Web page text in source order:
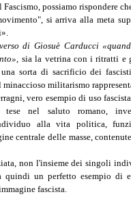
possiamo rispondere
si arriva alla meta
di Giosuè Carducci
sia la vetrina con i ritratti e
una sorta di sacrificio dei
minaccioso militarismo
vero esempio di uso
tese nel saluto romano,
alla vita politica,
centrale delle masse,
non l'insieme dei singoli
quindi un perfetto esempio di
fascista.